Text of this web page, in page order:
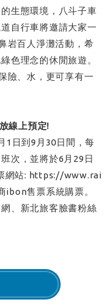
生態環境，八斗子車
自行車將邀請大家一
岩百人淨灘活動，希
色理念的休閒旅遊。
險、水，更可享有一
線上預定!
1日到9月30日間，每
次，並將於6月29日
網站: https://www.rai
ibon售票系統購票。
、新北旅客臉書粉絲